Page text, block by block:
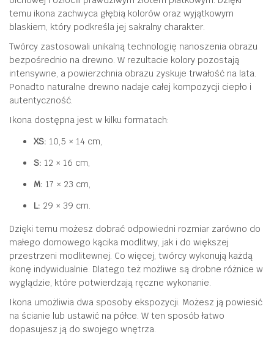
Swoich
dzieci
(książka
+
CD)
temu ikona zachwyca głębią kolorów oraz wyjątkowym
blaskiem, który podkreśla jej sakralny charakter.
Twórcy zastosowali unikalną technologię nanoszenia obrazu
bezpośrednio na drewno. W rezultacie kolory pozostają
intensywne, a powierzchnia obrazu zyskuje trwałość na lata.
Ponadto naturalne drewno nadaje całej kompozycji ciepło i
autentyczność.
Ikona dostępna jest w kilku formatach:
XS: 10,5 × 14 cm,
S: 12 × 16 cm,
M: 17 × 23 cm,
L: 29 × 39 cm.
Dzięki temu możesz dobrać odpowiedni rozmiar zarówno do
małego domowego kącika modlitwy, jak i do większej
przestrzeni modlitewnej. Co więcej, twórcy wykonują każdą
ikonę indywidualnie. Dlatego też możliwe są drobne różnice w
wyglądzie, które potwierdzają ręczne wykonanie.
Ikona umożliwia dwa sposoby ekspozycji. Możesz ją powiesić
na ścianie lub ustawić na półce. W ten sposób łatwo
dopasujesz ją do swojego wnętrza.